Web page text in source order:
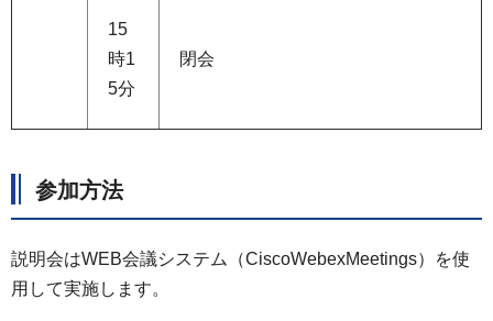
15
時1
5分
閉会
参加方法
説明会はWEB会議システム（CiscoWebexMeetings）を使
用して実施します。